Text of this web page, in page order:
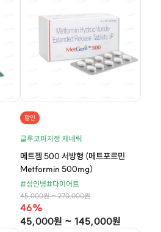
할인
글루코파지정 제네릭
메트젬 500 서방형 (메트포르민
Metformin 500mg)
#성인병#다이어트
45,000원 ~ 270,000원
46%
45,000원 ~ 145,000원